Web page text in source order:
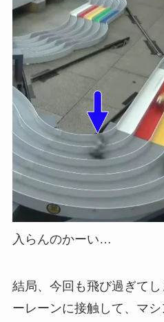
入らんのかーい…
結局、今回も飛び過ぎて
ーレーンに接触して、マ